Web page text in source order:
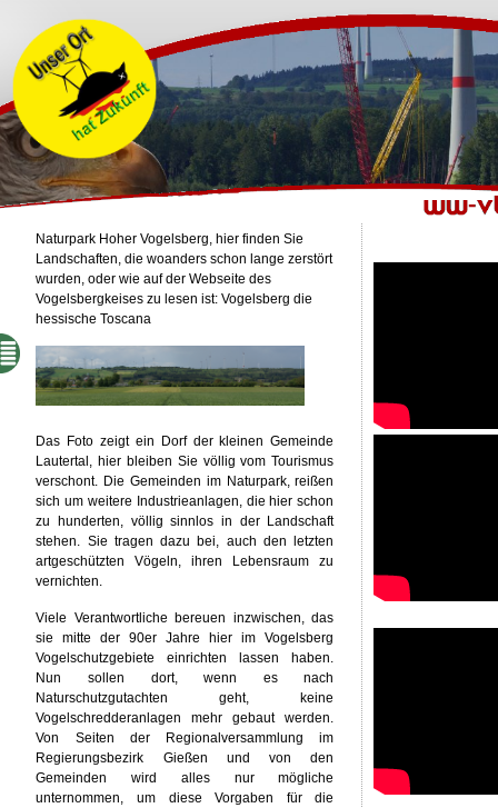
Naturpark Hoher Vogelsberg, hier finden Sie
Landschaften, die woanders schon lange zerstört
wurden, oder wie auf der Webseite des
Vogelsbergkeises zu lesen ist: Vogelsberg die
hessische Toscana
Das Foto zeigt ein Dorf der kleinen Gemeinde
Lautertal, hier bleiben Sie völlig vom Tourismus
verschont. Die Gemeinden im Naturpark, reißen
sich um weitere Industrieanlagen, die hier schon
zu hunderten, völlig sinnlos in der Landschaft
stehen. Sie tragen dazu bei, auch den letzten
artgeschützten Vögeln, ihren Lebensraum zu
vernichten.
Viele Verantwortliche bereuen inzwischen, das
sie mitte der 90er Jahre hier im Vogelsberg
Vogelschutzgebiete einrichten lassen haben.
Nun sollen dort, wenn es nach
Naturschutzgutachten geht, keine
Vogelschredderanlagen mehr gebaut werden.
Von Seiten der Regionalversammlung im
Regierungsbezirk Gießen und von den
Gemeinden wird alles nur mögliche
unternommen, um diese Vorgaben für die